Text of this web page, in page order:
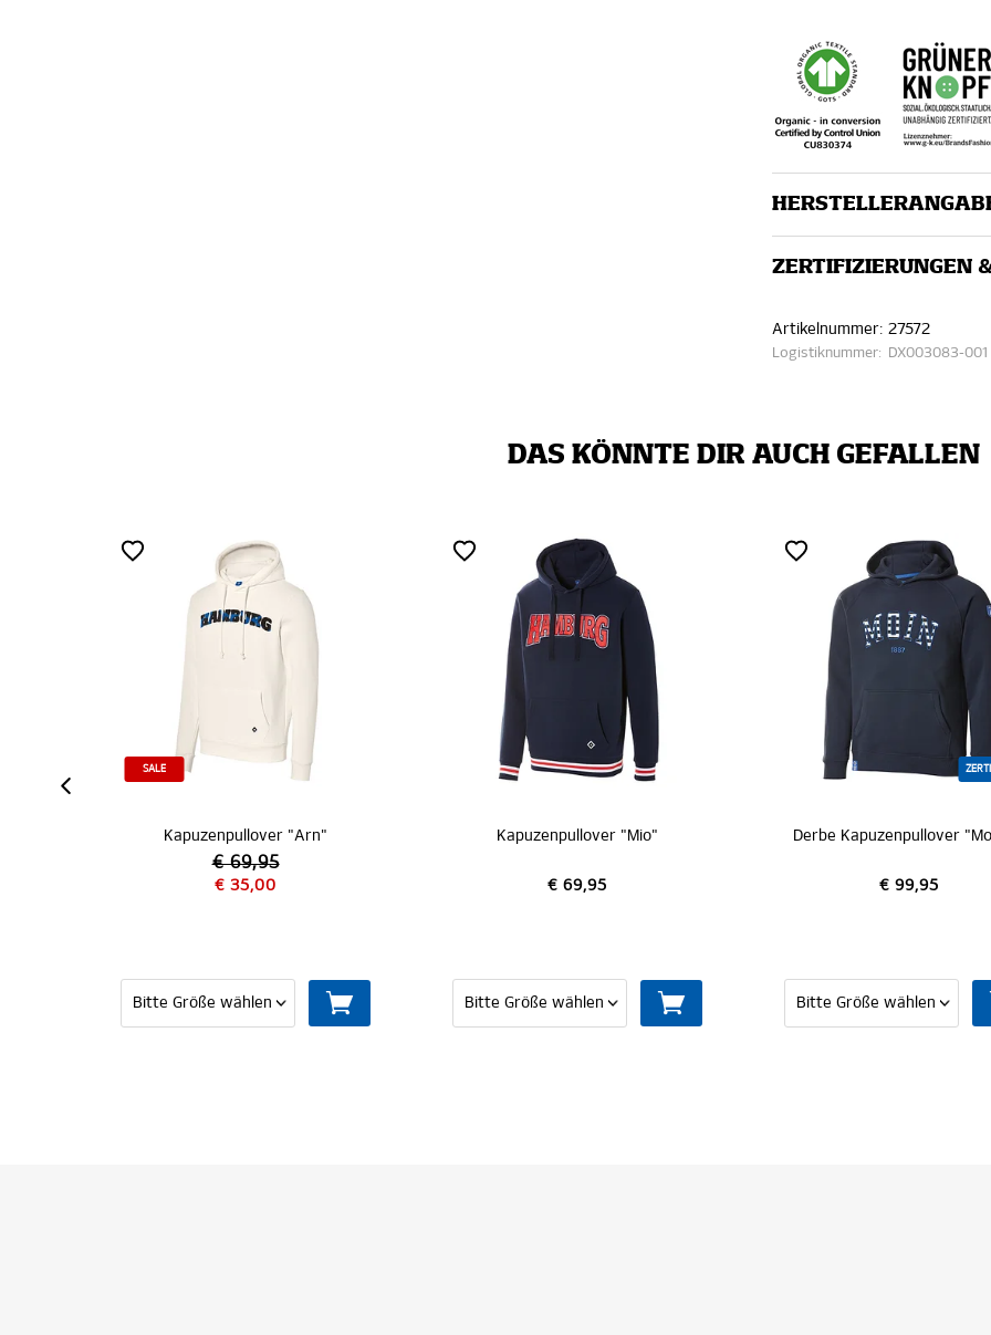
ZERTIFIZIERUNGEN
Artikelnummer: 27572
Logistiknummer: DX003083-001
DAS KÖNNTE DIR AUCH GEFALLEN
Kapuzenpullover "Mio"
€ 69,95
ZERTIFIZIERT
€ 99,95 € 79,95